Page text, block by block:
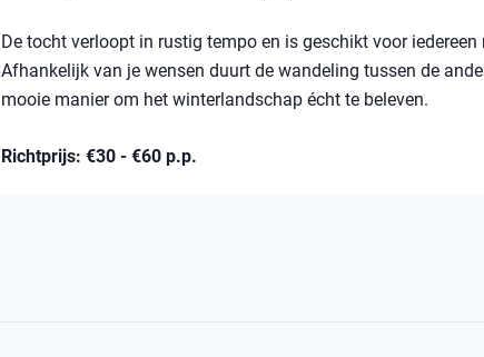
De tocht verloopt in rustig tempo en is geschikt voor
Afhankelijk van je wensen duurt de wandeling tussen de
mooie manier om het winterlandschap écht te beleven.
Richtprijs: €30 - €60 p.p.